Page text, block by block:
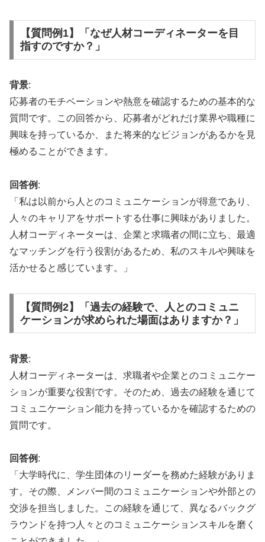
【質問例1】「なぜ人材コーディネーターを目
指すのですか？」
背景:
応募者のモチベーションや熱意を確認するための基本的な
質問です。この回答から、応募者がどれだけ業界や職種に
興味を持っているか、また将来的なビジョンがあるかを見
極めることができます。
回答例 :
「私は以前から人とのコミュニケーションが得意であり、
人々のキャリアをサポートする仕事に興味がありました。
人材コーディネーターは、企業と求職者の間に立ち、最適
なマッチングを行う役割があるため、私のスキルや興味を
活かせると感じています。」
【質問例2】「過去の経験で、人とのコミュニ
ケーションが求められた場面はありますか？」
背景:
人材コーディネーターは、求職者や企業とのコミュニケー
ションが重要な役割です。そのため、過去の経験を通じて
コミュニケーション能力を持っているかを確認するための
質問です。
回答例 :
「大学時代に、学生団体のリーダーを務めた経験がありま
す。その際、メンバー間のコミュニケーションや外部との
交渉を担当しました。この経験を通じて、異なるバックグ
ラウンドを持つ人々とのコミュニケーションスキルを磨く